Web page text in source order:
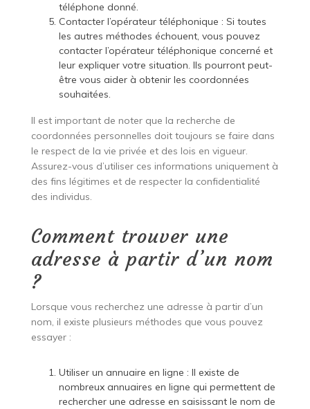
téléphone donné.
Contacter l’opérateur téléphonique : Si toutes
les autres méthodes échouent, vous pouvez
contacter l’opérateur téléphonique concerné et
leur expliquer votre situation. Ils pourront peut-
être vous aider à obtenir les coordonnées
souhaitées.
Il est important de noter que la recherche de
coordonnées personnelles doit toujours se faire dans
le respect de la vie privée et des lois en vigueur.
Assurez-vous d’utiliser ces informations uniquement à
des fins légitimes et de respecter la confidentialité
des individus.
Comment trouver une
adresse à partir d’un nom
?
Lorsque vous recherchez une adresse à partir d’un
nom, il existe plusieurs méthodes que vous pouvez
essayer :
Utiliser un annuaire en ligne : Il existe de
nombreux annuaires en ligne qui permettent de
rechercher une adresse en saisissant le nom de